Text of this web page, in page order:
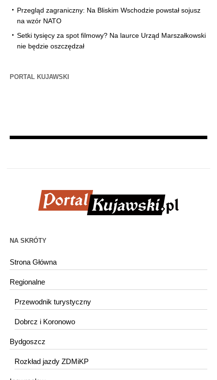
Przegląd zagraniczny: Na Bliskim Wschodzie powstał sojusz
na wzór NATO
Setki tysięcy za spot filmowy? Na laurce Urząd Marszałkowski
nie będzie oszczędzał
PORTAL KUJAWSKI
NA SKRÓTY
Strona Główna
Regionalne
Przewodnik turystyczny
Dobrcz i Koronowo
Bydgoszcz
Rozkład jazdy ZDMiKP